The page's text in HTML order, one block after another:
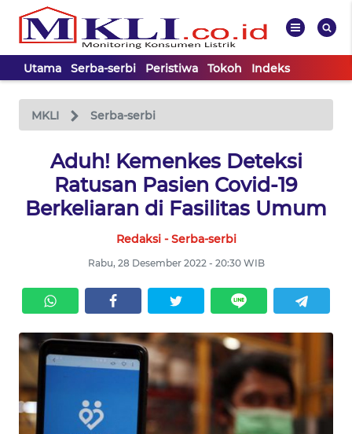
Utama Serba-serbi Peristiwa Tokoh Indeks
MKLI Serba-serbi
Aduh! Kemenkes Deteksi
Ratusan Pasien Covid-19
Berkeliaran di Fasilitas Umum
Redaksi - Serba-serbi
Rabu, 28 Desember 2022 - 20:30 WIB
TV
Tutup
UTAMA
SERBA-
SERBI
TOKOH
Informasi
INDEKS
BERITA